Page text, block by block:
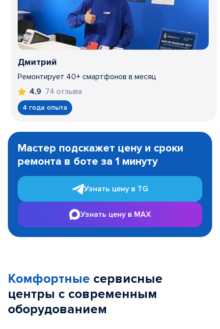
Дмитрий
Ремонтирует 40+ смартфонов в месяц
4,9 74 отзыва
4 года опыта
1
Мастер подскажет цену и сроки
ремонта в боте за 1 минуту
Узнать цену в TG
Узнать цену в MAX
Комфортные сервисные
центры с современным
оборудованием